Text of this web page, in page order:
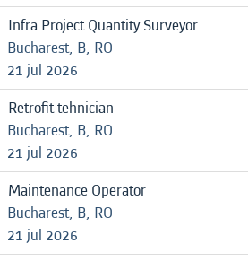
Infra Project Quantity Surveyor
Bucharest, B, RO
21 jul 2026
Retrofit tehnician
Bucharest, B, RO
21 jul 2026
Maintenance Operator
Bucharest, B, RO
21 jul 2026